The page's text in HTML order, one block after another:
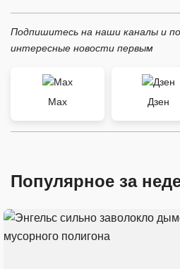
Подпишитесь на наши каналы и
интересные новости первым
Max Дзен
Популярное за